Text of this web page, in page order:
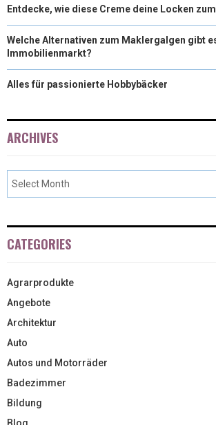
Entdecke, wie diese Creme deine Locken
Welche Alternativen zum Maklergalgen gibt
Immobilienmarkt?
Alles für passionierte Hobbybäcker
ARCHIVES
CATEGORIES
Agrarprodukte
Angebote
Architektur
Auto
Autos und Motorräder
Badezimmer
Bildung